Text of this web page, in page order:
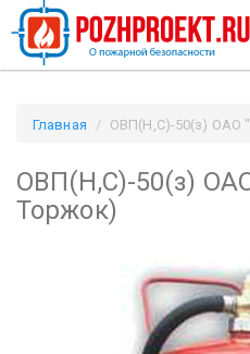
Главная
ОВП(Н,С)-50(з) ОАО
ОВП(Н,С)-50(з)
Торжок)